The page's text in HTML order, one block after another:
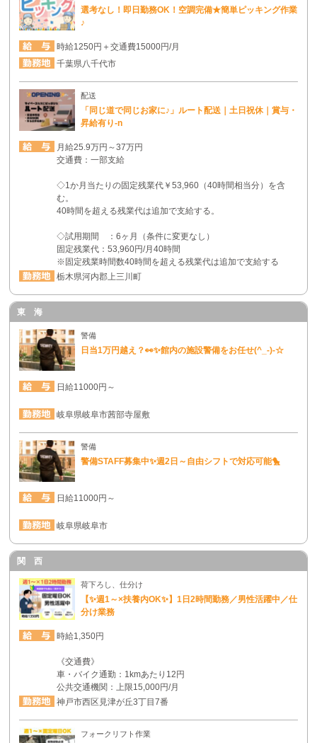
ご本人様からの請求であることが確認できた場
合、すみやかに開示・訂正・削除・利用の停止を
いたします。 【管理者及び連絡先】 個人情報お
問合せ窓口 Tel : 0586-48-5324 (月～金 9:00～
者宛
６．個人情報を与えることの任意性について
ご自身の個人情報について当社に提供することに
ついては任意です。ただし、個人情報を与えなか
った場合、当社は前途の利用目的を遂行すること
できなくなります。
選考なし！即日勤務OK！空調完備★簡単ピッキング作業
♪
時給1250円＋交通費15000円/月
千葉県八千代市
配送
「同じ道で同じお家に♪」ルート配送｜土日祝休｜賞与・
昇給有り-n
月給25.9万円～37万円
交通費：一部支給
◇1か月当たりの固定残業代￥53,960（40時間相当分）を含
む。
40時間を超える残業代は追加で支給する。
◇試用期間 ：6ヶ月（条件に変更なし）
固定残業代：53,960円/月40時間
※固定残業時間数40時間を超える残業代は追加で支給する
栃木県河内郡上三川町
東 海
警備
日当1万円越え？👀✨館内の施設警備をお任せ(^_-)-☆
日給11000円～
岐阜県岐阜市茜部寺屋敷
警備
警備STAFF募集中✨週2日～自由シフトで対応可能🐤
日給11000円～
岐阜県岐阜市
関 西
荷下ろし、仕分け
【✨週1～×扶養内OK✨】1日2時間勤務／男性活躍中／仕
分け業務
時給1,350円
《交通費》
車・バイク通勤：1kmあたり12円
公共交通機関：上限15,000円/月
神戸市西区見津が丘3丁目7番
フォークリフト作業